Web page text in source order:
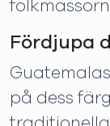
Fördjupa
på dess